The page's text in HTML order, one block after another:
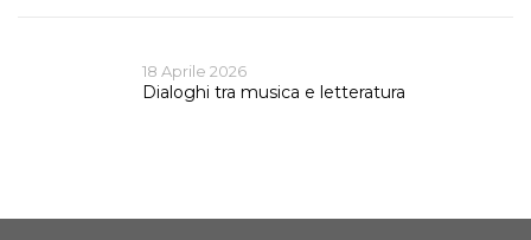
18 Aprile 2026
Dialoghi tra musica e letteratura